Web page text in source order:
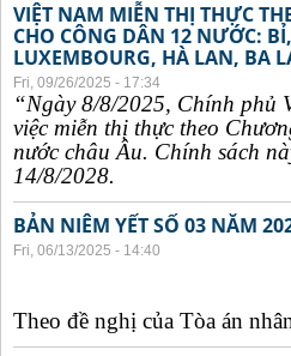
VIỆT NAM MIỄN THỊ THỰC
CHO CÔNG DÂN 12 NƯỚC:
LUXEMBOURG, HÀ LAN, BA
Fri, 09/26/2025 - 17:34
“Ngày 8/8/2025, Chính phủ
việc miễn thị thực theo
nước châu Âu. Chính sách
14/8/2028.
BẢN NIÊM YẾT SỐ 03 NĂM
Fri, 06/13/2025 - 14:40
Theo đề nghị của Tòa án